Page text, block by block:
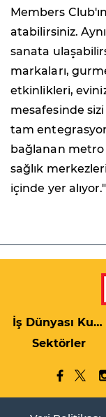
Members
atabilirsiniz.
sanata
markaları,
etkinlikleri,
mesafesinde
tam
bağlanan metro
sağlık
içinde yer alıyor."
İş Dünyası Kulis
Sektörler